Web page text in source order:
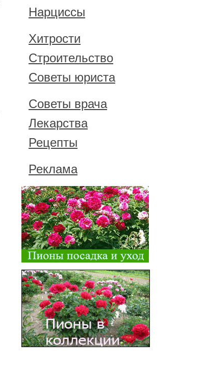
Нарциссы
Хитрости
Строительство
Советы юриста
Советы врача
Лекарства
Рецепты
Реклама